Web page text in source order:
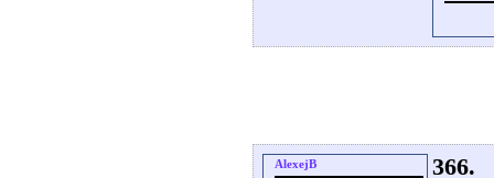
AlexejB
366.